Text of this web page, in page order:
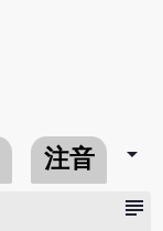
注音 arrow_drop_down
subject